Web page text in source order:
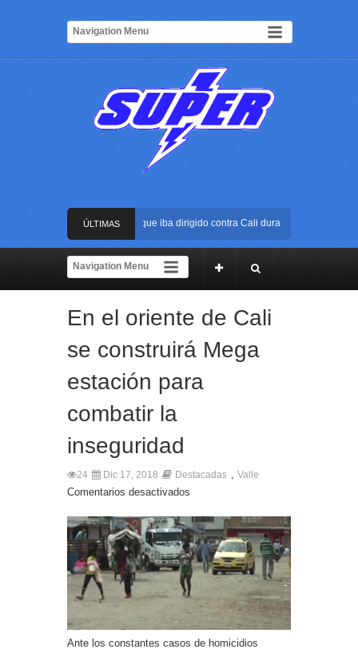
ÚLTIMAS
NOTICIAS
atentado con bus bomba que iba dirigido contra Cali durante la posesión
USC será el escenario de la posesión presidencial de Abelardo de la
reacción policial evitó que presunto agresor escapara tras atacar a una mujer
atentado con bus bomba que iba dirigido contra Cali durante la posesión
En el oriente de Cali
se construirá Mega
estación para
combatir la
inseguridad
24 Dic 17, 2018 Destacadas , Valle
Comentarios desactivados
Ante los constantes casos de homicidios